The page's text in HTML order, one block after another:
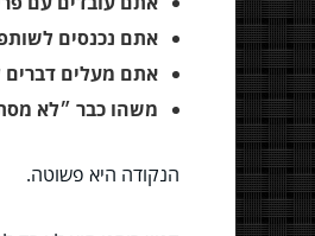
אתם נכנסים
אתם מעלים
משהו כבר ״לא
הנקודה היא פשוטה.